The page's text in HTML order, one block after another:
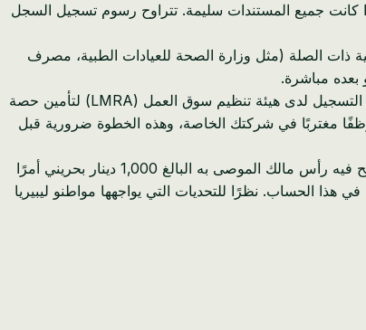
ودفع رسوم التسجيل الأولية. هذه العملية فعالة بشكل عام، وغالبًا ما تكتمل في غضون 3-5 أيام عمل إذا كانت جميع المستندات سليمة. تتراوح رسوم تسجيل السجل
ذات الصلة (مثل وزارة الصحة للعيادات الطبية، مصرف
بعده مباشرة.
بعد الحصول على السجل التجاري الخاص بك، تحتاج شركتك إلى التسجيل لدى هيئة تنظيم سوق العمل (LMRA) لتأمين حصة
مغتربًا في شركتك الخاصة، وهذه الخطوة ضرورية قبل
الخطوة 6: فتح حساب بنكي للشركات بمجرد إصدار سجلك التجاري، ستحتاج إلى فتح حساب بنكي للشركات في البحرين. هذا هو المكان الذي يصبح فيه رأس مالك الموصى به البالغ 1,000 دينار بحريني أمرًا
الحساب. نظرًا للتحديات التي يواجهها مواطنو ليبيريا